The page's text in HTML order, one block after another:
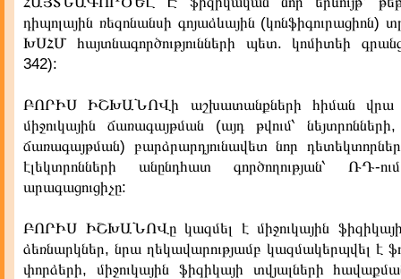
դիպոլային ռեզոնանսի գոյաձևային (կոնֆիգուրացիոն)
ԽՍՀՄ հայտնագործությունների պետ. կոմիտեի
342):
ԲՈՐԻՍ ԻՇԽԱՆՈՎի աշխատանքների հիման վրա
միջուկային ճառագայթման (այդ թվում՝
ճառագայթման) բարձրարդյունավետ նոր
էլեկտրոնների անընդհատ գործողության՝
արագացուցիչը:
ԲՈՐԻՍ ԻՇԽԱՆՈՎը կազմել է միջուկային ֆիզիկայի
ձեռնարկներ, նրա ղեկավարությամբ կազմակերպվել է
փորձերի, միջուկային ֆիզիկայի տվյալների